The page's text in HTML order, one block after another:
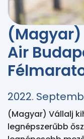
(Magyar)
Air
2022.
(Magyar) Vállalj
legnépszerűbb